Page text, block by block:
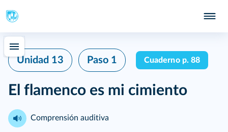
Unidad 13 Paso 1 Cuaderno p. 88
El flamenco es mi cimiento
Comprensión auditiva